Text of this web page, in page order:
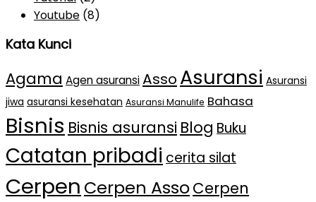
Youtube (8)
Kata Kunci
Agama Agen asuransiAsso Asuransi Asuransi
jiwa asuransi kesehatan Asuransi Manulife Bahasa
Bisnis Bisnis asuransi Blog Buku
Catatan pribadi cerita silat
Cerpen Cerpen AssoCerpen